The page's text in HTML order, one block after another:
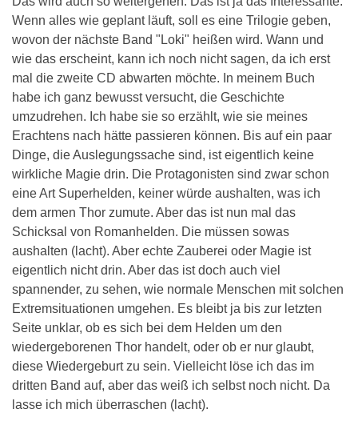
Wenn alles wie geplant läuft, soll es eine Trilogie geben,
wovon der nächste Band "Loki" heißen wird. Wann und
wie das erscheint, kann ich noch nicht sagen, da ich erst
mal die zweite CD abwarten möchte. In meinem Buch
habe ich ganz bewusst versucht, die Geschichte
umzudrehen. Ich habe sie so erzählt, wie sie meines
Erachtens nach hätte passieren können. Bis auf ein paar
Dinge, die Auslegungssache sind, ist eigentlich keine
wirkliche Magie drin. Die Protagonisten sind zwar schon
eine Art Superhelden, keiner würde aushalten, was ich
dem armen Thor zumute. Aber das ist nun mal das
Schicksal von Romanhelden. Die müssen sowas
aushalten (lacht). Aber echte Zauberei oder Magie ist
eigentlich nicht drin. Aber das ist doch auch viel
spannender, zu sehen, wie normale Menschen mit solchen
Extremsituationen umgehen. Es bleibt ja bis zur letzten
Seite unklar, ob es sich bei dem Helden um den
wiedergeborenen Thor handelt, oder ob er nur glaubt,
diese Wiedergeburt zu sein. Vielleicht löse ich das im
dritten Band auf, aber das weiß ich selbst noch nicht. Da
lasse ich mich überraschen (lacht).